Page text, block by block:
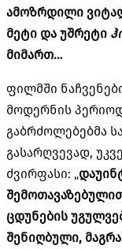
ამოზრდილი
მეტი და უშრეტი
მიმართ…
ფილმში
მოდერნის
გაბრძოლებებმა
გასარღვევად,
ძვირფასი: „
ცდუნების
შენიღბული,